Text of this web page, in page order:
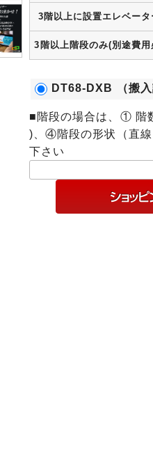
3階以上に設置エレベータ
3階以上階段のみ(別途費用
DT68-DXB （搬入
■階段の場合は、①
)、④階段の形状（直
下さい